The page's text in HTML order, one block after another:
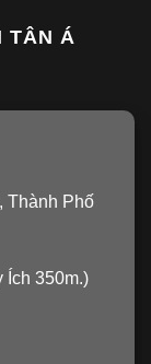
TÂN Á
Thành Phố
Ích 350m.)